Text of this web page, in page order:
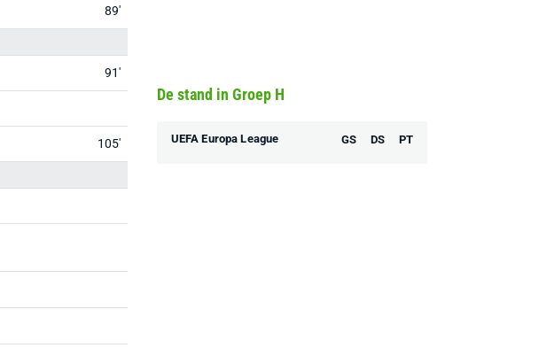
89'
91'
105'
De stand in Groep H
UEFA Europa League GS DS PT